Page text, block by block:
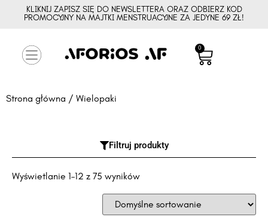
KLIKNIJ ZAPISZ SIĘ DO NEWSLETTERA ORAZ ODBIERZ KOD
PROMOCYJNY NA MAJTKI MENSTRUACYJNE ZA JEDYNE 69 ZŁ!
0
Strona główna / Wielopaki
Filtruj produkty
Wyświetlanie 1–12 z 75 wyników